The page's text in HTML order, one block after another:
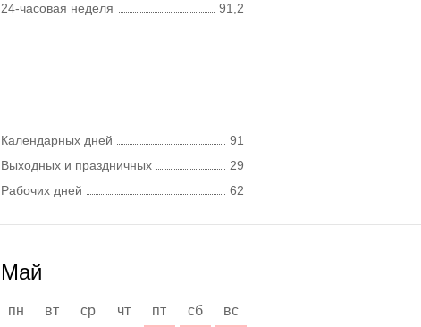
24-часовая неделя
91,2
Календарных дней
91
Выходных и праздничных
29
Рабочих дней
62
Май
пн вт ср чт пт сб
вс